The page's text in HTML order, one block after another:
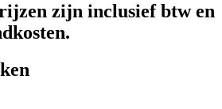
zijn inclusief btw en